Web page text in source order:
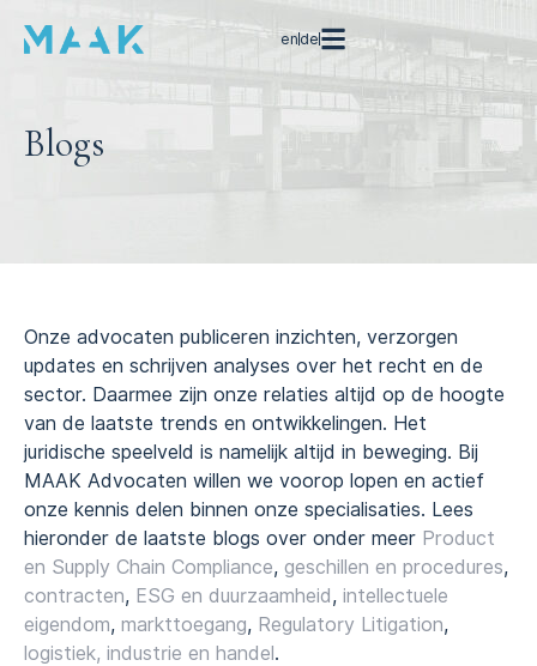
ende
Blogs
Onze advocaten publiceren inzichten, verzorgen
updates en schrijven analyses over het recht en de
sector. Daarmee zijn onze relaties altijd op de hoogte
van de laatste trends en ontwikkelingen. Het
juridische speelveld is namelijk altijd in beweging. Bij
MAAK Advocaten willen we voorop lopen en actief
onze kennis delen binnen onze specialisaties. Lees
hieronder de laatste blogs over onder meer Product
en Supply Chain Compliance, geschillen en procedures,
contracten, ESG en duurzaamheid, intellectuele
eigendom, markttoegang, Regulatory Litigation,
logistiek, industrie en handel.